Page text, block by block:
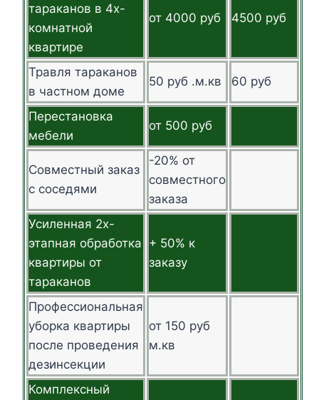
тараканов в 4х-
комнатной
квартире
от 4000 руб 4500 руб
Травля тараканов
в частном доме
50 руб .м.кв 60 руб
Перестановка
мебели
от 500 руб
Совместный заказ
с соседями
-20% от
совместного
заказа
Усиленная 2х-
этапная обработка
квартиры от
тараканов
+ 50% к
заказу
Профессиональная
уборка квартиры
после проведения
дезинсекции
от 150 руб
м.кв
Комплексный